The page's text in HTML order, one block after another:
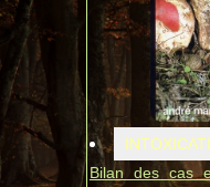
Bilan des cas